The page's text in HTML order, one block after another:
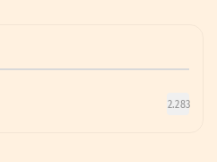
2.283